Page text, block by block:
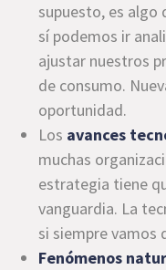
supuesto, es algo
sí podemos ir
ajustar nuestros
de consumo.
oportunidad.
Los avances
muchas
estrategia tiene
vanguardia. La
si siempre vamos
Fenómenos